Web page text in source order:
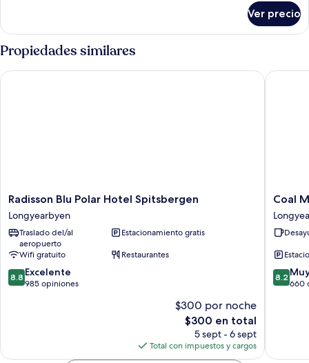
familiar,
habitaciones
Ver precio
Propiedades similares
Radisson
Blu
Polar
Hotel
Spitsbergen
Longyearbyen
Radisson Blu Polar Hotel Spitsbergen
Longyearbyen
Traslado del/al
aeropuerto
Estacionamiento gratis
Wifi gratuito
Restaurantes
8.8
de
8.8 Excelente
985 opiniones
$300 por noche
El
precio
actual
es
$300 en total
5 sept - 6 sept
Total con impuestos y cargos
Radisson Blu Polar Hotel Spitsbergen
Coal
Miners
Cabins
Coal
8.2
de
8.2
660
Coal